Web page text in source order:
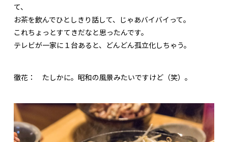
て、
お茶を飲んでひとしきり話して、じゃあバイバイって。
これちょっとすてきだなと思ったんです。
テレビが一家に１台あると、どんどん孤立化しちゃう。
徹花： たしかに。昭和の風景みたいですけど（笑）。